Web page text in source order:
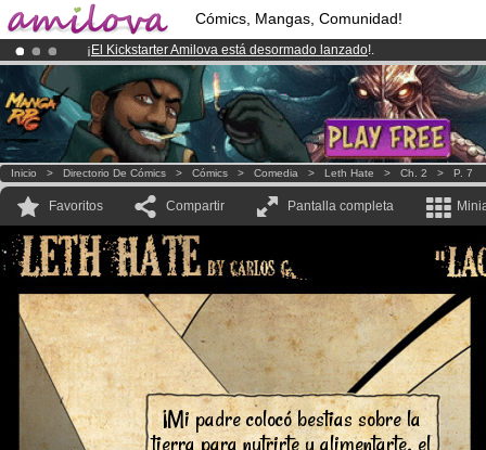
Cómics, Mangas, Comunidad!
¡ El Kickstarter Amilova está desormado lanzado!.
¡Ya tenemos 134393miembrosy 1208Cómics y Mangas!.
¡Conviertete en Premium por3.95 euros al mes!Hazte Premium ya
Inicio > Directorio De Cómics > Cómics > Comedia > Leth Hate > Ch. 2 > P. 7
Favoritos Compartir Pantalla completa
¡Mi padre colocó bestias sobre la